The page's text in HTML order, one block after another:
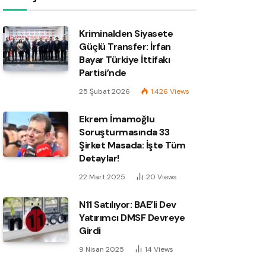
Kriminalden Siyasete
Güçlü Transfer: İrfan
Bayar Türkiye İttifakı
Partisi’nde
25 Şubat 2026 1.426 Views
Ekrem İmamoğlu
Soruşturmasında 33
Şirket Masada: İşte Tüm
Detaylar!
22 Mart 2025 20 Views
N11 Satılıyor: BAE’li Dev
Yatırımcı DMSF Devreye
Girdi
9 Nisan 2025 14 Views